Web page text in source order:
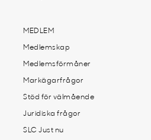
MEDLEM
Medlemskap
Medlemsförmåner
Markägarfrågor
Stöd för välmående
Juridiska frågor
SLC Just nu